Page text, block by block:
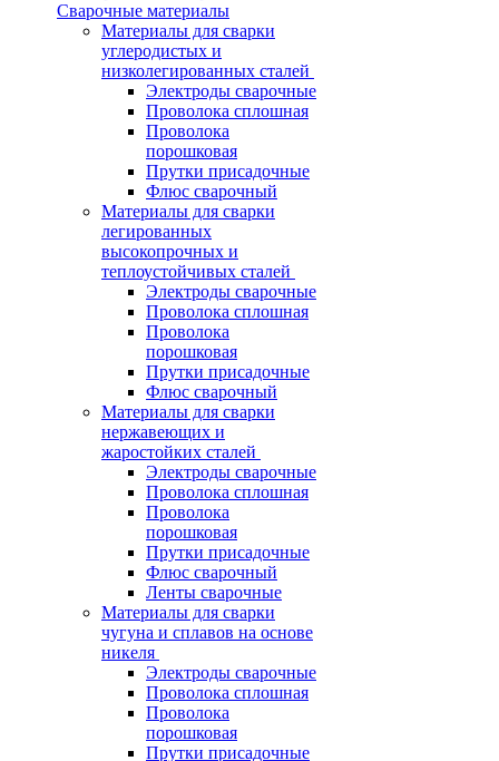
Сварочные материалы
Материалы для сварки
углеродистых и
низколегированных сталей
Электроды сварочные
Проволока сплошная
Проволока
порошковая
Прутки присадочные
Флюс сварочный
Материалы для сварки
легированных
высокопрочных и
теплоустойчивых сталей
Электроды сварочные
Проволока сплошная
Проволока
порошковая
Прутки присадочные
Флюс сварочный
Материалы для сварки
нержавеющих и
жаростойких сталей
Электроды сварочные
Проволока сплошная
Проволока
порошковая
Прутки присадочные
Флюс сварочный
Ленты сварочные
Материалы для сварки
чугуна и сплавов на основе
никеля
Электроды сварочные
Проволока сплошная
Проволока
порошковая
Прутки присадочные